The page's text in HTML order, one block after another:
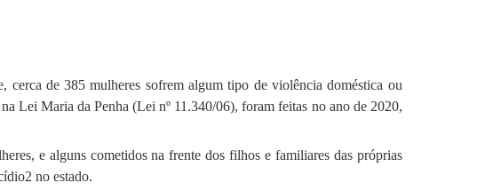
cerca de 385 mulheres sofrem algum tipo de violência doméstica ou
Lei Maria da Penha (Lei nº 11.340/06), foram feitas no ano de 2020,
e alguns cometidos na frente dos filhos e familiares das próprias
no estado.